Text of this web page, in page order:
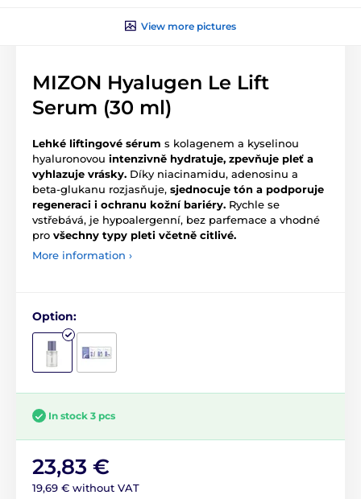
View more pictures
MIZON Hyalugen Le Lift
Serum (30 ml)
Lehké liftingové sérum s kolagenem a kyselinou
hyaluronovou intenzivně hydratuje, zpevňuje pleť a
vyhlazuje vrásky. Díky niacinamidu, adenosinu a
beta-glukanu rozjasňuje, sjednocuje tón a podporuje
regeneraci i ochranu kožní bariéry. Rychle se
vstřebává, je hypoalergenní, bez parfemace a vhodné
pro všechny typy pleti včetně citlivé.
More information ›
Option:
In stock 3 pcs
23,83 €
19,69 € without VAT